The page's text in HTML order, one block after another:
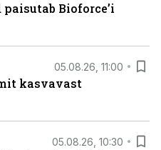
Bioforce’i
05.08.26, 11:00
kasvavast
05.08.26, 10:30